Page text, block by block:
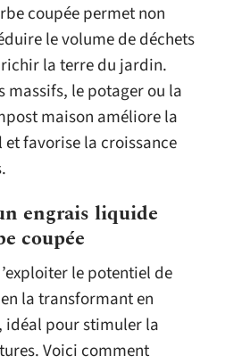
coupée permet non
le volume de déchets
la terre du jardin.
massifs, le potager ou la
maison améliore la
favorise la croissance
engrais liquide
coupée
le potentiel de
la transformant en
pour stimuler la
Voici comment